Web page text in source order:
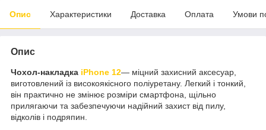
Опис Характеристики Доставка Оплата Умови
Опис
Чохол-накладка iPhone 12— міцний захисний аксесуар,
виготовлений із високоякісного поліуретану. Легкий і тонкий,
він практично не змінює розміри смартфона, щільно
прилягаючи та забезпечуючи надійний захист від пилу,
відколів і подряпин.